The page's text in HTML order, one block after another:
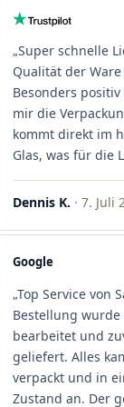
„Super schnelle
Qualität der
Besonders
mir die
kommt direkt im
Glas, was für die
ist. Ich bestelle
wieder!"
Dennis K. · 7. Juli
Google
„Top Service von
Bestellung wurde
bearbeitet und
geliefert. Alles
verpackt und in
Zustand an. Der